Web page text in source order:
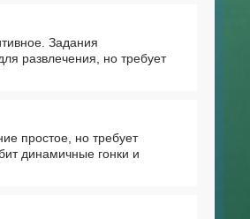
Задания
развлечения, но требует
простое, но требует
динамичные гонки и